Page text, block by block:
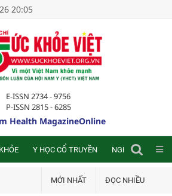
20:05
E-ISSN 2734 - 9756
P-ISSN 2815 - 6285
Health MagazineOnline
Y HỌC CỔ TRUYỀN NGHIÊN CỨU
MỚI NHẤT ĐỌC NHIỀU